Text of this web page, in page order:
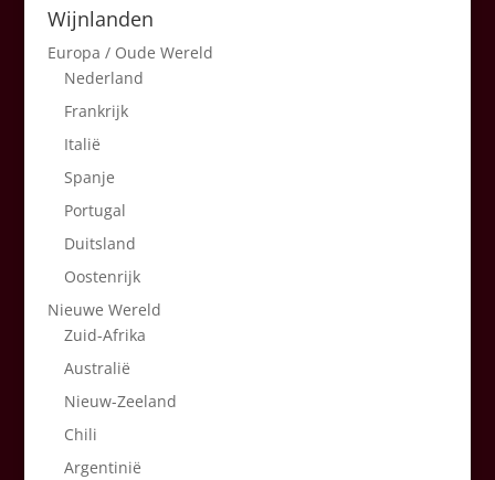
Wijnlanden
Europa / Oude Wereld
Nederland
Frankrijk
Italië
Spanje
Portugal
Duitsland
Oostenrijk
Nieuwe Wereld
Zuid-Afrika
Australië
Nieuw-Zeeland
Chili
Argentinië